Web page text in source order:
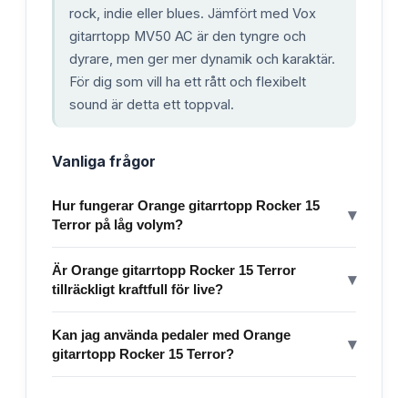
rock, indie eller blues. Jämfört med Vox
gitarrtopp MV50 AC är den tyngre och
dyrare, men ger mer dynamik och karaktär.
För dig som vill ha ett rått och flexibelt
sound är detta ett toppval.
Vanliga frågor
Hur fungerar Orange gitarrtopp Rocker 15
Terror på låg volym?
▾
Är Orange gitarrtopp Rocker 15 Terror
tillräckligt kraftfull för live?
▾
Kan jag använda pedaler med Orange
gitarrtopp Rocker 15 Terror?
▾